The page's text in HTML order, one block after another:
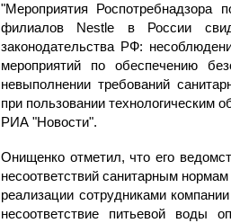
"Мероприятия Роспотребнадзора
филиалов Nestle в России
законодательства РФ:
мероприятий по обеспечению
невыполнении требований
при пользовании технологическим
РИА "Новости".
Онищенко отметил, что его
несоответствий санитарным
реализации сотрудниками
несоответствие питьевой воды